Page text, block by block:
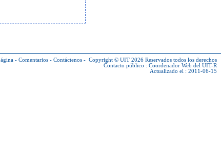
- Comentarios - Contáctenos - Copyright © UIT 2026 Reservados todos los derechos
Contacto público : Coordenador Web del UIT-R
Actualizado el : 2011-06-15